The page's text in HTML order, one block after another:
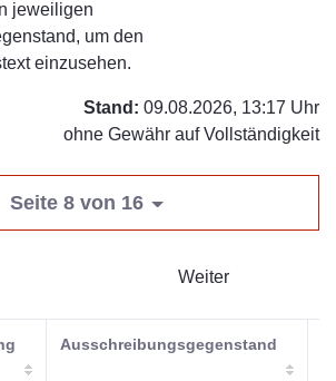
jeweiligen
um den
einzusehen.
Stand: 09.08.2026, 13:17 Uhr
ohne Gewähr auf Vollständigkeit
Seite 8 von 16
Weiter
Ausschreibungsgegenstand